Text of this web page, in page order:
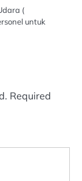
(
untuk
Required